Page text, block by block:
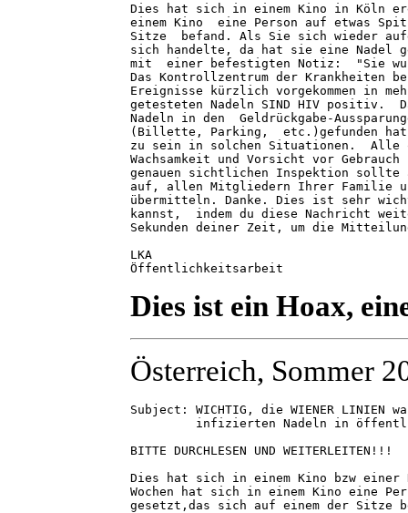
Dies hat sich in einem Kino in Köln
einem Kino  eine Person auf etwas
Sitze  befand. Als Sie sich wieder
sich handelte, da hat sie eine Nadel
mit  einer befestigten Notiz:  "Sie
Das Kontrollzentrum der Krankheiten
Ereignisse kürzlich vorgekommen in
getesteten Nadeln SIND HIV positiv.
Nadeln in den  Geldrückgabe-
(Billette, Parking,  etc.)gefunden
zu sein in solchen Situationen.  Alle
Wachsamkeit und Vorsicht vor
genauen sichtlichen Inspektion sollte
auf, allen Mitgliedern Ihrer Familie
übermitteln. Danke. Dies ist sehr
kannst,  indem du diese Nachricht
Sekunden deiner Zeit, um die
LKA
Öffentlichkeitsarbeit
Dies ist ein Hoax,
Österreich, Sommer
Subject: WICHTIG, die WIENER LINIEN
infizierten Nadeln in
BITTE DURCHLESEN UND WEITERLEITEN!!!
Dies hat sich in einem Kino bzw
Wochen hat sich in einem Kino eine
gesetzt,das sich auf einem der Sitze